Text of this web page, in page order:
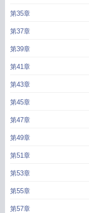
第35章
第37章
第39章
第41章
第43章
第45章
第47章
第49章
第51章
第53章
第55章
第57章